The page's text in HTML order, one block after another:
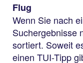
Flug
Wenn Sie nach
Suchergebnisse
sortiert. Soweit
einen TUI-Tipp